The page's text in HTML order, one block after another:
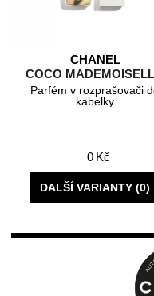
CHANEL
COCO
Parfém v rozprašovači
kabelky
0 Kč
DALŠÍ VARIANTY (0)